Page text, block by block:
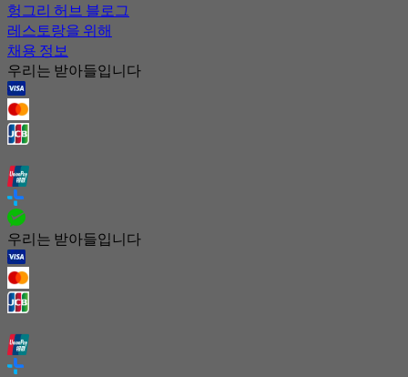
헝그리 허브 블로그
레스토랑을 위해
채용 정보
우리는 받아들입니다
우리는 받아들입니다